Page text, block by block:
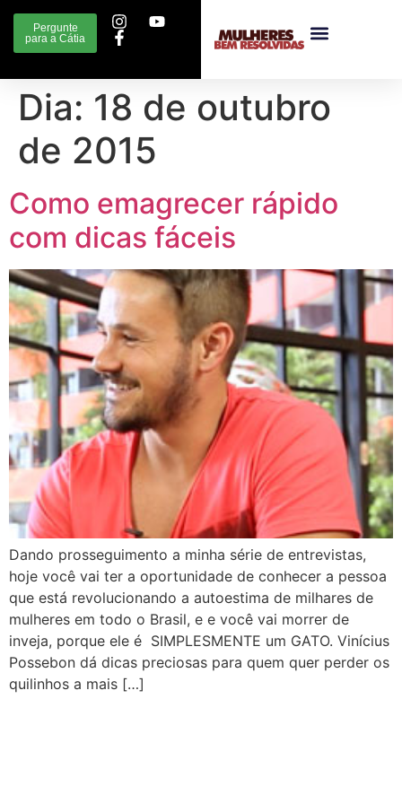
Pergunte
para a Cátia
Dia: 18 de outubro
de 2015
Como emagrecer rápido
com dicas fáceis
Dando prosseguimento a minha série de entrevistas,
hoje você vai ter a oportunidade de conhecer a pessoa
que está revolucionando a autoestima de milhares de
mulheres em todo o Brasil, e e você vai morrer de
inveja, porque ele é SIMPLESMENTE um GATO. Vinícius
Possebon dá dicas preciosas para quem quer perder os
quilinhos a mais […]